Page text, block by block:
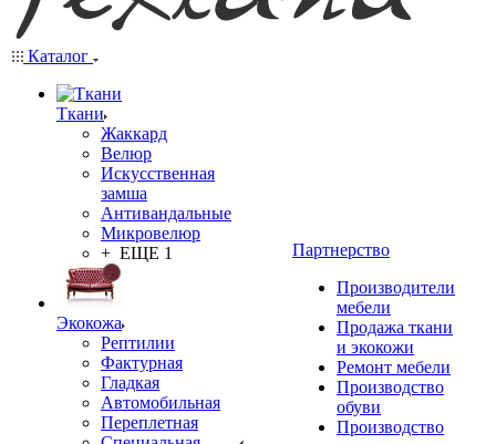
Каталог
Ткани
Жаккард
Велюр
Искусственная
замша
Антивандальные
Микровелюр
+ ЕЩЕ 1
Экокожа
Рептилии
Фактурная
Гладкая
Автомобильная
Переплетная
Партнерство
Производители
мебели
Продажа ткани
и экокожи
Ремонт мебели
Производство
обуви
Производство